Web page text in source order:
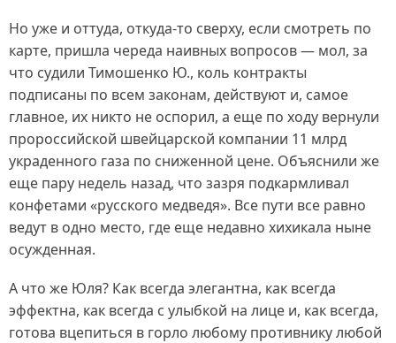
Но уже и оттуда, откуда-то сверху, если смотреть по
карте, пришла череда наивных вопросов — мол, за
что судили Тимошенко Ю., коль контракты
подписаны по всем законам, действуют и, самое
главное, их никто не оспорил, а еще по ходу вернули
пророссийской швейцарской компании 11 млрд
украденного газа по сниженной цене. Объяснили же
еще пару недель назад, что зазря подкармливал
конфетами «русского медведя». Все пути все равно
ведут в одно место, где еще недавно хихикала ныне
осужденная.
А что же Юля? Как всегда элегантна, как всегда
эффектна, как всегда с улыбкой на лице и, как всегда,
готова вцепиться в горло любому противнику любой